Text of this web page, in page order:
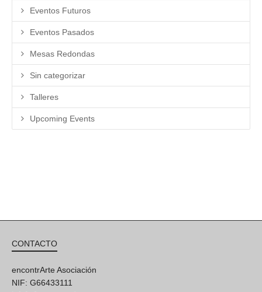
Eventos Futuros
Eventos Pasados
Mesas Redondas
Sin categorizar
Talleres
Upcoming Events
CONTACTO
encontrArte Asociación
NIF: G66433111